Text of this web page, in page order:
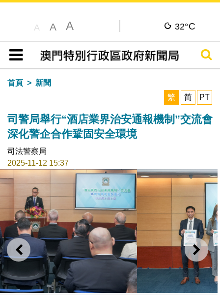
A A A 32°C
目錄
搜尋
首頁
新聞
繁
简 PT
司警局舉行“酒店業界治安通報機制”交流會
深化警企合作鞏固安全環境
司法警察局
2025-11-12 15:37
上一則 下一